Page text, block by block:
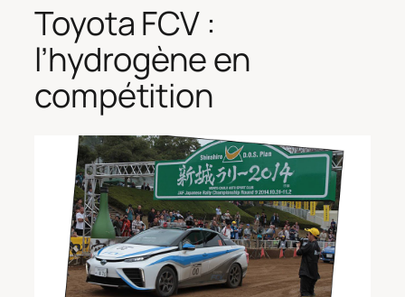
Toyota FCV :
l’hydrogène en
compétition